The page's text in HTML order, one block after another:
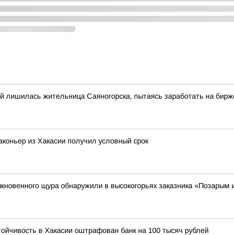
лишилась жительница Саяногорска, пытаясь заработать на
из Хакасии получил условный срок
щура обнаружили в высокогорьях заказника
в Хакасии оштрафован банк на 100 тысяч рублей